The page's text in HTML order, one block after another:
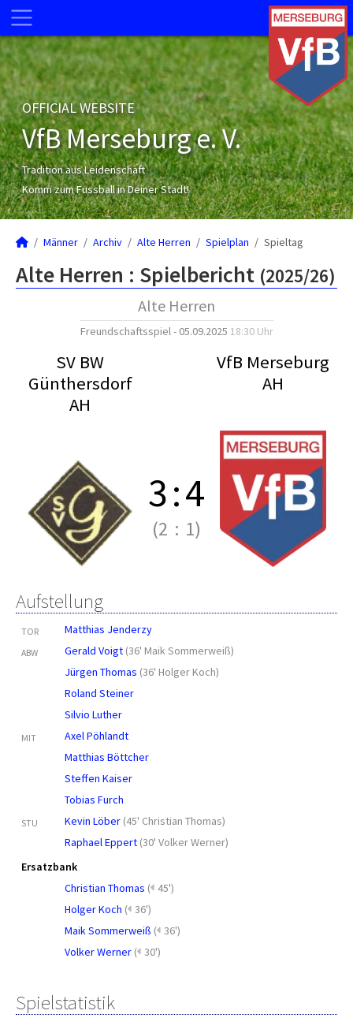
OFFICIAL WEBSITE
VfB Merseburg e. V.
Tradition aus Leidenschaft
Komm zum Fussball in Deiner Stadt!
Männer Archiv Alte Herren Spielplan Spieltag
Alte Herren : Spielbericht (2025/26)
Alte Herren
Freundschaftsspiel - 05.09.2025 18:30 Uhr
SV BW
Günthersdorf
AH
VfB Merseburg
AH
3:4
(2 : 1)
Aufstellung
TOR Matthias Jenderzy
ABW Gerald Voigt (36' Maik Sommerweiß)
Jürgen Thomas (36' Holger Koch)
Roland Steiner
Silvio Luther
MIT
Axel Pöhlandt
Matthias Böttcher
Steffen Kaiser
Tobias Furch
STU Kevin Löber (45' Christian Thomas)
Raphael Eppert (30' Volker Werner)
Ersatzbank
Christian Thomas ( 45')
Holger Koch ( 36')
Maik Sommerweiß ( 36')
Volker Werner ( 30')
Spielstatistik